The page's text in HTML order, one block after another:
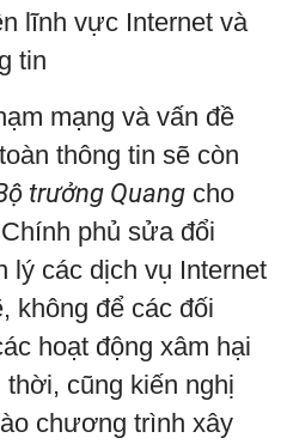
lĩnh vực Internet và
tin
mạng và vấn đề
thông tin sẽ còn
trưởng Quang cho
phủ sửa đổi
lý các dịch vụ Internet
không để các đối
hoạt động xâm hại
cũng kiến nghị
chương trình xây